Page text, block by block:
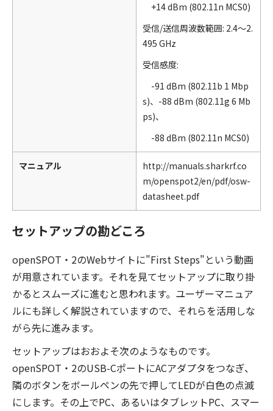
+14 dBm (802.11n MCS0)
受信/送信周波数範囲: 2.4～2.
495 GHz
受信感度:
-91 dBm (802.11b 1 Mbp
s)、-88 dBm (802.11g 6 Mb
ps)、
-88 dBm (802.11n MCS0)
マニュアル
http://manuals.sharkrf.co
m/openspot2/en/pdf/osw-
datasheet.pdf
セットアップの勘どころ
openSPOT・2のWebサイトに"First Steps"という動画
が用意されています。それを見てセットアップに取り掛
かるとスムーズに進むと思われます。ユーザーマニュア
ルにも詳しく解説されていますので、それらを活用しな
がら先に進みます。
セットアップはおおよそ次のようなものです。
openSPOT・2のUSB-CポートにACアダプタをつなぎ、
隣のボタンをボールペンの先で押してLEDが白色の点滅
にします。その上でPC、あるいはタブレットPC、スマー